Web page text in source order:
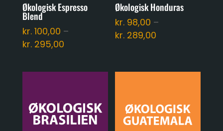
Økologisk Espresso
Blend
kr.100,00 –
kr.295,00Prisinterval:
til
Økologisk Honduras
kr. 98,00 –
kr. 289,00
kr. 289,00